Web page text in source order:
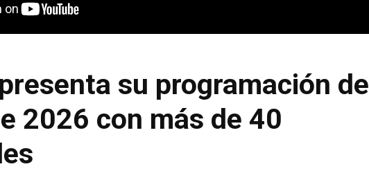
su programación de
2026 con más de 40